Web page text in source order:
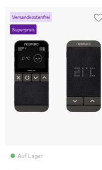
Versandkostenfrei
Superpreis
Auf Lager